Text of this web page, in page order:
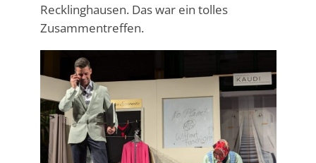
Recklinghausen. Das war ein tolles
Zusammentreffen.